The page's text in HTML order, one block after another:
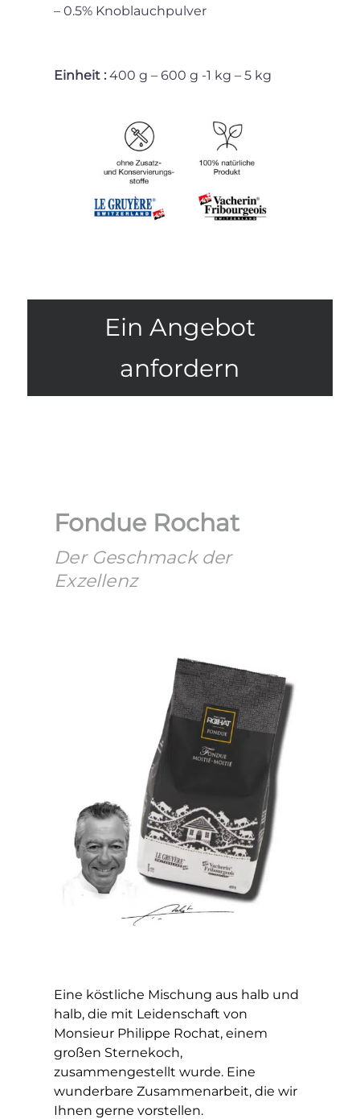
– 0.5% Knoblauchpulver
Einheit :400 g – 600 g -1 kg – 5 kg
Ein Angebot
anfordern
Fondue Rochat
Der Geschmack der
Exzellenz
Eine köstliche Mischung aus halb und
halb, die mit Leidenschaft von
Monsieur Philippe Rochat, einem
großen Sternekoch,
zusammengestellt wurde. Eine
wunderbare Zusammenarbeit, die wir
Ihnen gerne vorstellen.